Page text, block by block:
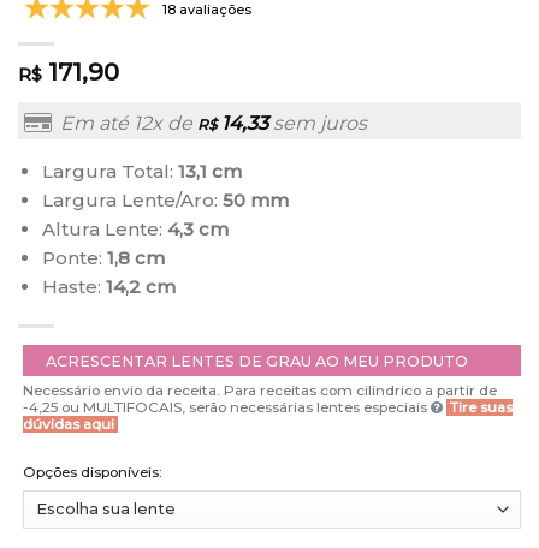
18 avaliações
R$ 171,90
Em até 12x de R$14,33sem juros
Largura Total: 13,1 cm
Largura Lente/Aro: 50 mm
Altura Lente: 4,3 cm
Ponte: 1,8 cm
Haste: 14,2 cm
ACRESCENTAR LENTES DE GRAU AO MEU PRODUTO
Necessário envio da receita. Para receitas com cilíndrico a partir de
-4,25 ou MULTIFOCAIS, serão necessárias lentes especiais
Tire suas
dúvidas aqui
Opções disponíveis: